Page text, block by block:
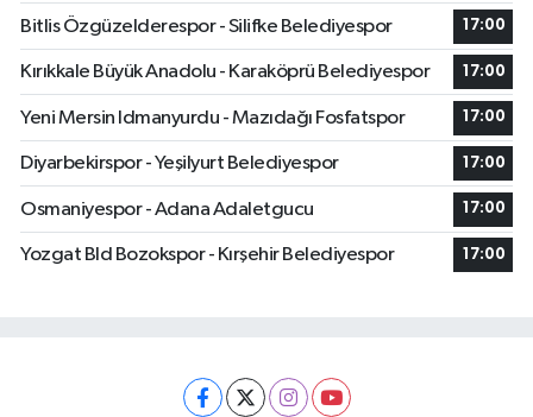
Bitlis Özgüzelderespor - Silifke Belediyespor 17:00
Kırıkkale Büyük Anadolu - Karaköprü Belediyespor 17:00
Yeni Mersin Idmanyurdu - Mazıdağı Fosfatspor 17:00
Diyarbekirspor - Yeşilyurt Belediyespor 17:00
Osmaniyespor - Adana Adaletgucu 17:00
Yozgat Bld Bozokspor - Kırşehir Belediyespor 17:00